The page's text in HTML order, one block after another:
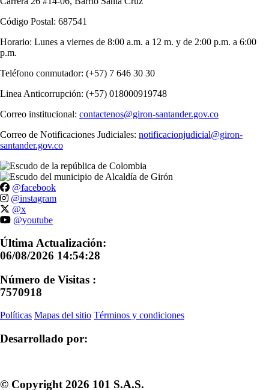
Código Postal: 687541
Horario: Lunes a viernes de 8:00 a.m. a 12 m. y de 2:00 p.m. a 6:00
p.m.
Teléfono conmutador: (+57) 7 646 30 30
Linea Anticorrupción: (+57) 018000919748
Correo institucional: contactenos@giron-santander.gov.co
Correo de Notificaciones Judiciales: notificacionjudicial@giron-
santander.gov.co
@facebook
@instagram
@x
@youtube
Última Actualización:
06/08/2026 14:54:28
Número de Visitas :
7570918
Políticas Mapas del sitio Términos y condiciones
Desarrollado por:
© Copyright 2026 101 S.A.S.